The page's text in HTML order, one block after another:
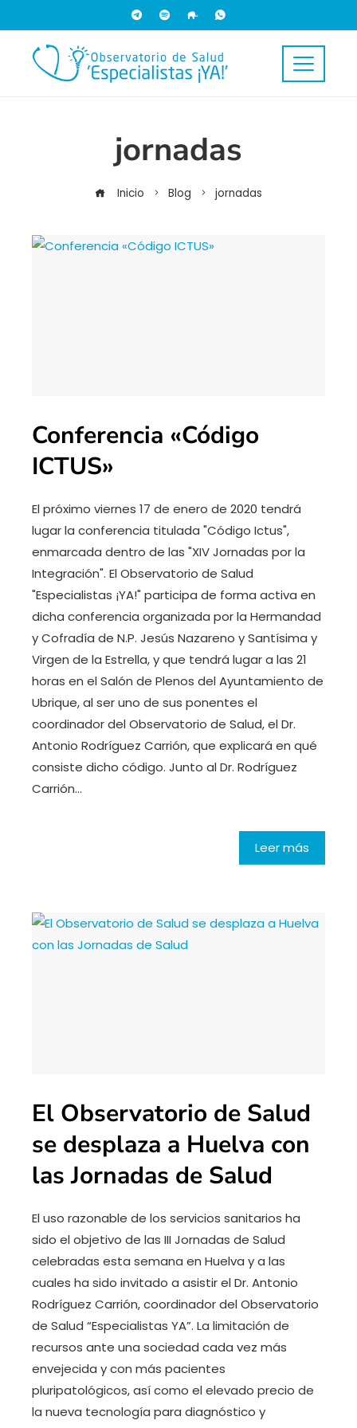
jornadas
Inicio Blog jornadas
Conferencia «Código
ICTUS»
El próximo viernes 17 de enero de 2020 tendrá
lugar la conferencia titulada "Código Ictus",
enmarcada dentro de las "XIV Jornadas por la
Integración". El Observatorio de Salud
"Especialistas ¡YA!" participa de forma activa en
dicha conferencia organizada por la Hermandad
y Cofradía de N.P. Jesús Nazareno y Santísima y
Virgen de la Estrella, y que tendrá lugar a las 21
horas en el Salón de Plenos del Ayuntamiento de
Ubrique, al ser uno de sus ponentes el
coordinador del Observatorio de Salud, el Dr.
Antonio Rodríguez Carrión, que explicará en qué
consiste dicho código. Junto al Dr. Rodríguez
Carrión…
Leer más
El Observatorio de Salud
se desplaza a Huelva con
las Jornadas de Salud
El uso razonable de los servicios sanitarios ha
sido el objetivo de las III Jornadas de Salud
celebradas esta semana en Huelva y a las
cuales ha sido invitado a asistir el Dr. Antonio
Rodríguez Carrión, coordinador del Observatorio
de Salud “Especialistas YA”. La limitación de
recursos ante una sociedad cada vez más
envejecida y con más pacientes
pluripatológicos, así como el elevado precio de
la nueva tecnología para diagnóstico y